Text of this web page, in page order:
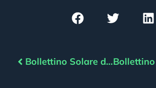
Bollettino Solare del 04/08/2024